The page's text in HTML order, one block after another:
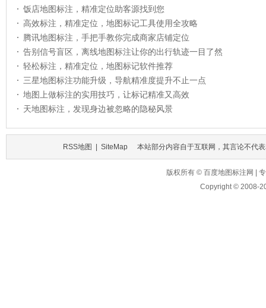
饭店地图标注，精准定位助客源找到您
高效标注，精准定位，地图标记工具使用全攻略
腾讯地图标注，手把手教你完成商家店铺定位
告别信号盲区，离线地图标注让你的出行轨迹一目了然
轻松标注，精准定位，地图标记软件推荐
三星地图标注功能升级，导航精准度提升不止一点
地图上做标注的实用技巧，让标记精准又高效
天地图标注，发现身边被忽略的隐秘风景
RSS地图 SiteMap 本站部分内容自于互联网，其言论不代
版权所有 © 百度地图标注网 |
Copyright © 2008-